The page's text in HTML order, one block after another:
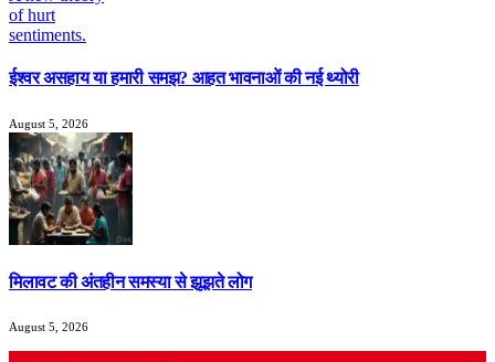
ईश्वर असहाय या हमारी समझ? आहत भावनाओं की नई थ्योरी
August 5, 2026
मिलावट की अंतहीन समस्या से झूझते लोग
August 5, 2026